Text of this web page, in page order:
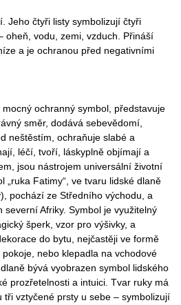
Jeho čtyři listy symbolizují čtyři
oheň, vodu, zemi, vzduch. Přináší
a je ochranou před negativními
ochranný symbol, představuje
směr, dodává sebevědomí,
neštěstím, ochraňuje slabé a
léčí, tvoří, láskyplně objímají a
jsou nástrojem universální životní
„ruka Fatimy“, ve tvaru lidské dlaně
pochází ze Středního východu, a
severní Afriky. Symbol je využitelný
šperk, vzor pro výšivky, a
do bytu, nejčastěji ve formě
nebo klepadla na vchodové
bývá vyobrazen symbol lidského
prozřetelnosti a intuici. Tvar ruky má
vztyčené prsty u sebe – symbolizují